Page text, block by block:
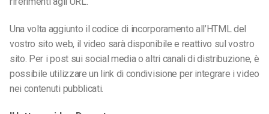
Una volta aggiunto il codice di incorporamento all’HTML del
vostro sito web, il video sarà disponibile e reattivo sul vostro
sito. Per i post sui social media o altri canali di distribuzione, è
possibile utilizzare un link di condivisione per integrare i video
nei contenuti pubblicati.